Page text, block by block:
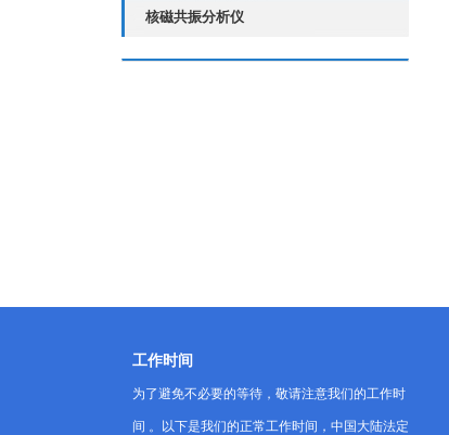
核磁共振分析仪
工作时间
为了避免不必要的等待，敬请注意我们的工作时
间 。以下是我们的正常工作时间，中国大陆法定